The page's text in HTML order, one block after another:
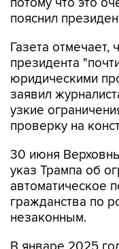
пояснил
Газета отмечает,
президента
юридическими
заявил
узкие
проверку на
30 июня
указ Трампа об
автоматическое
гражданства по
незаконным.